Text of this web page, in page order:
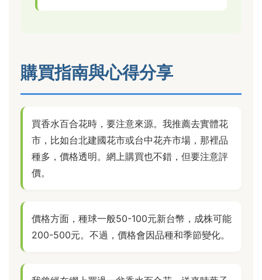
購買指南與心得分享
買香水百合花時，要注意來源。我推薦去實體花
市，比如台北建國花市或台中花卉市場，那裡品
種多，價格透明。網上購買也不錯，但要注意評
價。
價格方面，種球一般50-100元新台幣，成株可能
200-500元。不過，價格會因品種和季節變化。